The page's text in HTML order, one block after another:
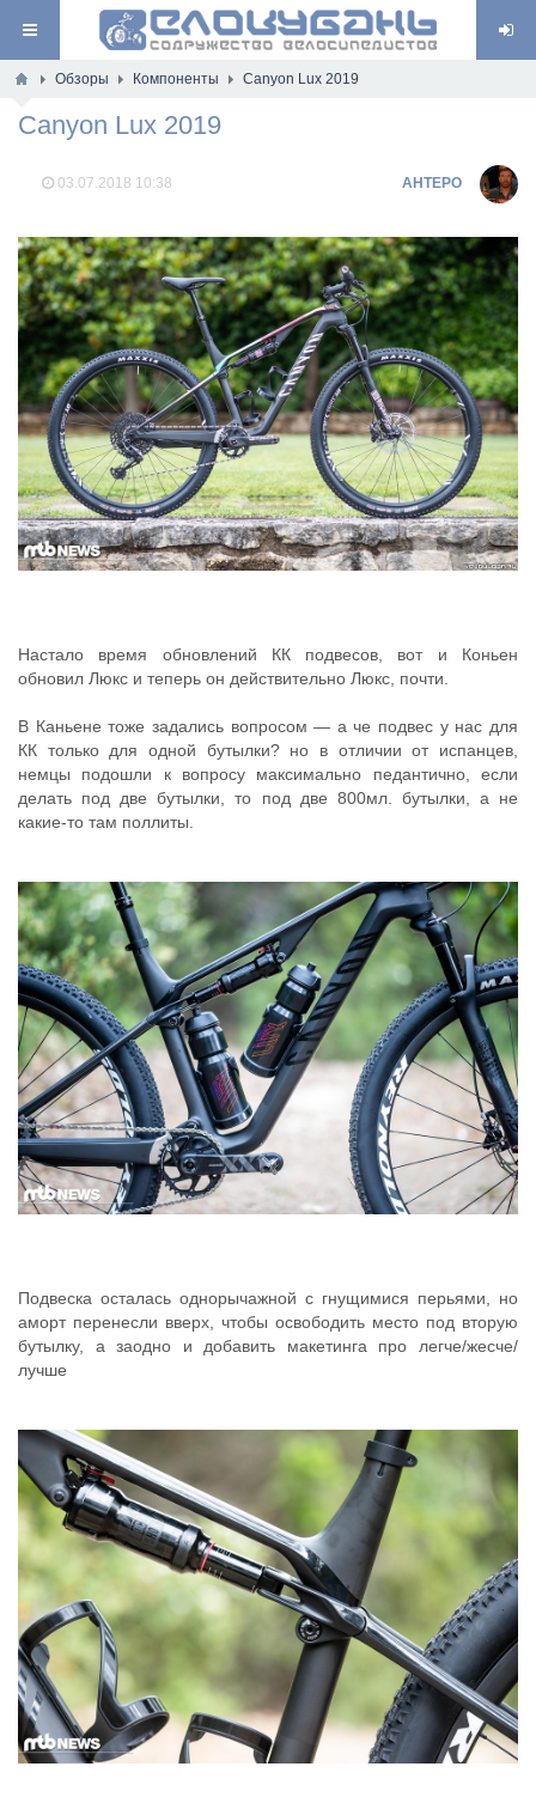
Обзоры Компоненты Canyon Lux 2019
Canyon Lux 2019
03.07.2018 10:38 AHTEPO
Настало время обновлений КК подвесов, вот и Коньен
обновил Люкс и теперь он действительно Люкс, почти.
В Каньене тоже задались вопросом — а че подвес у нас для
КК только для одной бутылки? но в отличии от испанцев,
немцы подошли к вопросу максимально педантично, если
делать под две бутылки, то под две 800мл. бутылки, а не
какие-то там поллиты.
Подвеска осталась однорычажной с гнущимися перьями, но
аморт перенесли вверх, чтобы освободить место под вторую
бутылку, а заодно и добавить макетинга про легче/жесче/
лучше